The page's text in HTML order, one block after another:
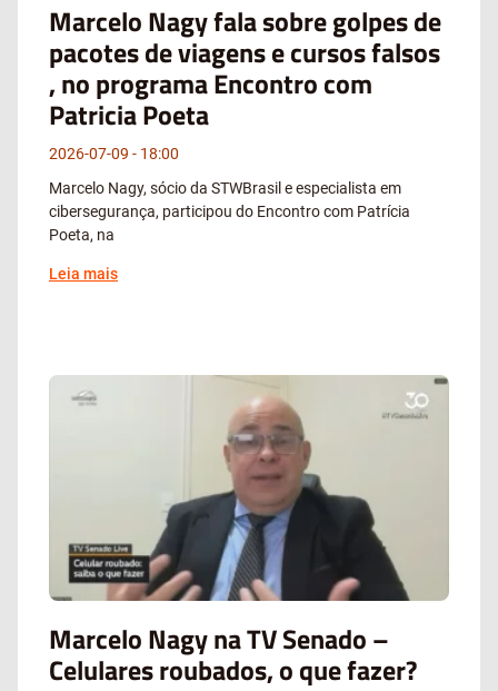
Marcelo Nagy fala sobre golpes de
pacotes de viagens e cursos falsos
, no programa Encontro com
Patricia Poeta
2026-07-09
18:00
Marcelo Nagy, sócio da STWBrasil e especialista em
cibersegurança, participou do Encontro com Patrícia
Poeta, na
Leia mais
Marcelo Nagy na TV Senado –
Celulares roubados, o que fazer?